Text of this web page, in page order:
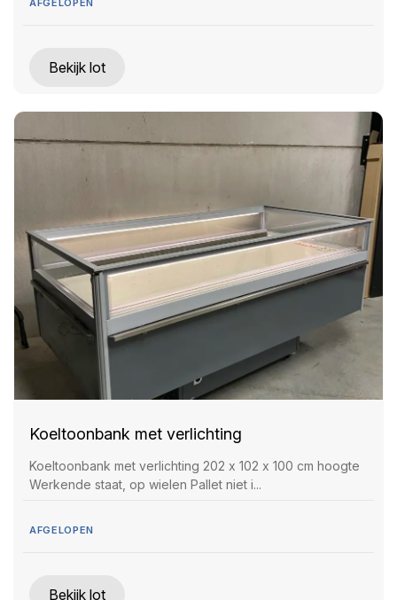
AFGELOPEN
Bekijk lot
Koeltoonbank met verlichting
Koeltoonbank met verlichting 202 x 102 x 100 cm hoogte
Werkende staat, op wielen Pallet niet i...
AFGELOPEN
Bekijk lot